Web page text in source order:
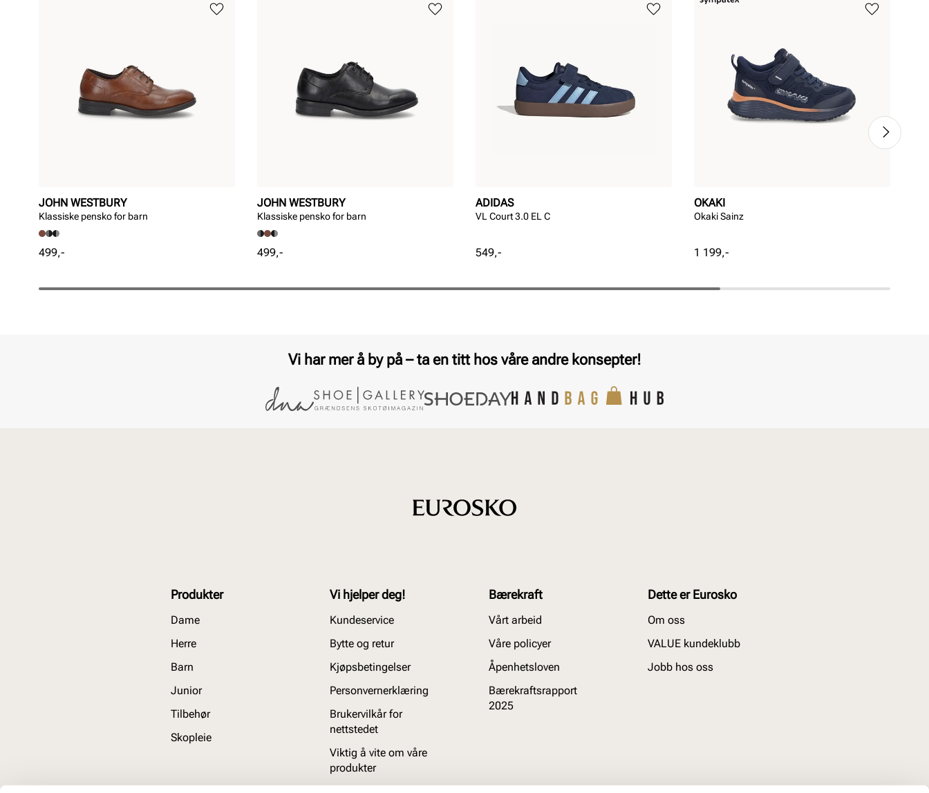
JOHN WESTBURY
Klassiske pensko for barn
Pris
499,-
JOHN WESTBURY
Klassiske pensko for barn
Pris
499,-
ADIDAS
VL Court 3.0 EL C
Pris
549,-
OKAKI
Okaki Sainz
Pris
1 199,-
Vi har mer å by på – ta en titt hos våre andre konsepter!
Produkter
Dame
Herre
Barn
Junior
Tilbehør
Skopleie
Vi hjelper deg!
Kundeservice
Bytte og retur
Kjøpsbetingelser
Personvernerklæring
Brukervilkår for
nettstedet
Viktig å vite om våre
produkter
Bærekraft
Vårt arbeid
Våre policyer
Åpenhetsloven
Bærekraftsrapport
2025
Dette er Eurosko
Om oss
VALUE kundeklubb
Jobb hos oss